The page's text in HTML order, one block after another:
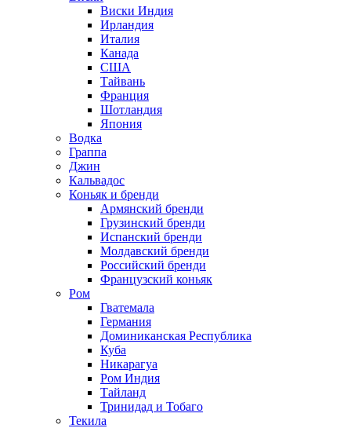
Виски Индия
Ирландия
Италия
Канада
США
Тайвань
Франция
Шотландия
Япония
Водка
Граппа
Джин
Кальвадос
Коньяк и бренди
Армянский бренди
Грузинский бренди
Испанский бренди
Молдавский бренди
Российский бренди
Французский коньяк
Ром
Гватемала
Германия
Доминиканская Республика
Куба
Никарагуа
Ром Индия
Тайланд
Тринидад и Тобаго
Текила